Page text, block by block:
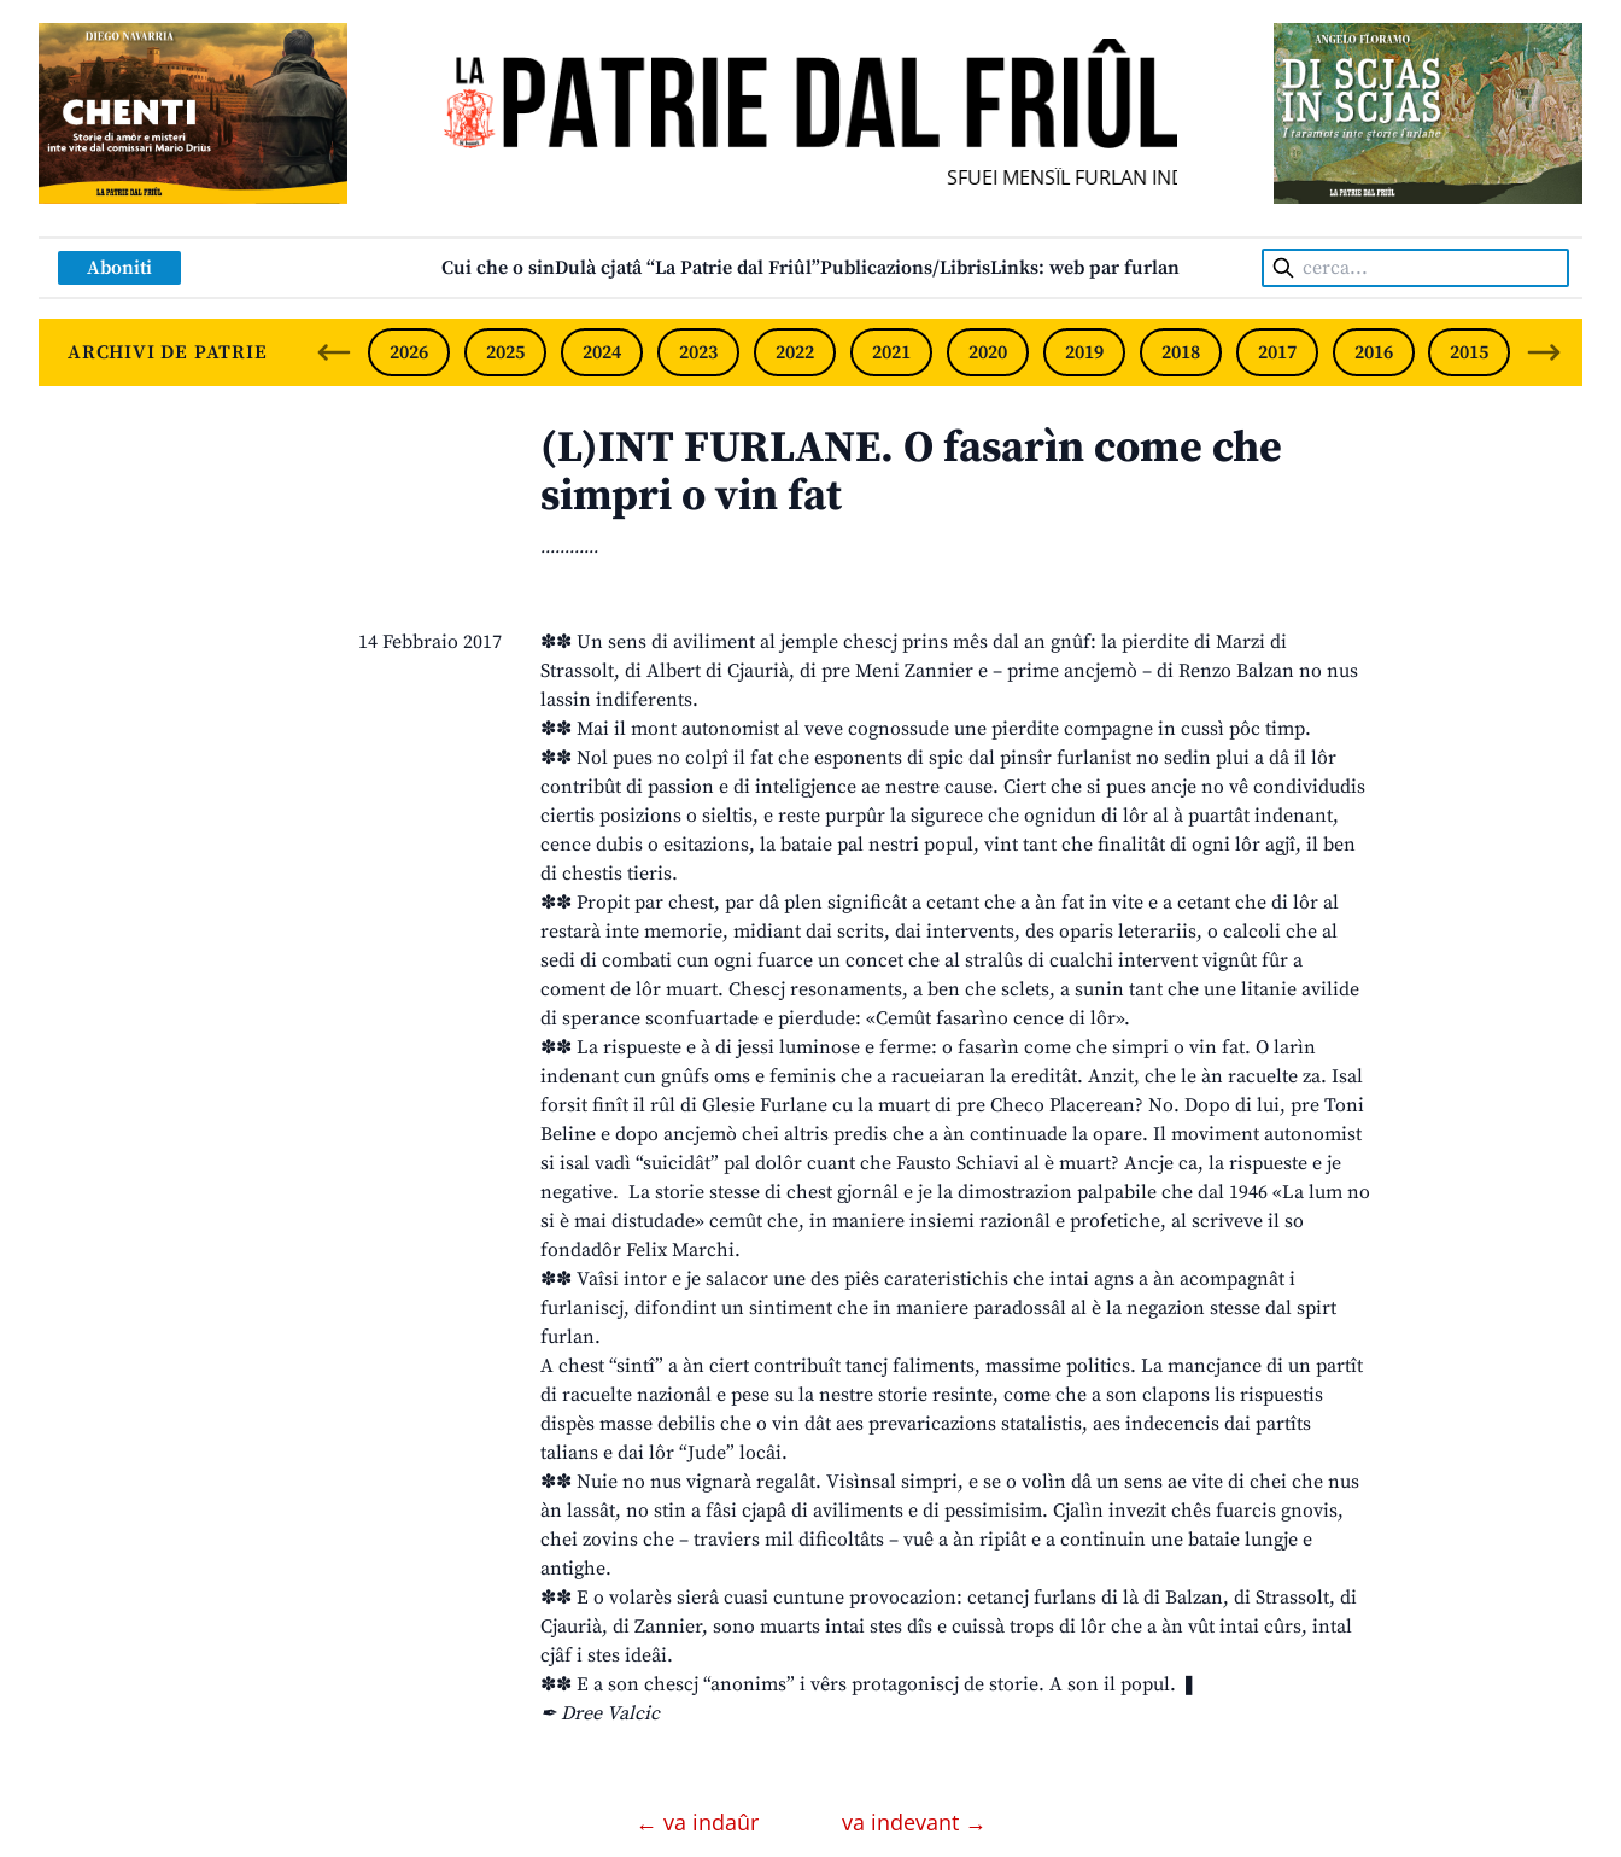
SFUEI MENSÎL FURLAN INDIPENDENT • INDEPENDENT FRIULIAN MONTHLY •
Aboniti Cui che o sinDulà cjatâ “La Patrie dal Friûl”Publicazions/LibrisLinks: web par furlan Cerca:
ARCHIVI DE PATRIE 2026 2025 2024 2023 2022 2021 2020 2019 2018 2017 2016 2015 2014
(L)INT FURLANE. O fasarìn come che
simpri o vin fat
............
14 Febbraio 2017
✽✽ Un sens di aviliment al jemple chescj prins mês dal an gnûf: la pierdite di Marzi di
Strassolt, di Albert di Cjaurià, di pre Meni Zannier e – prime ancjemò – di Renzo Balzan no nus
lassin indiferents.
✽✽ Mai il mont autonomist al veve cognossude une pierdite compagne in cussì pôc timp.
✽✽ Nol pues no colpî il fat che esponents di spic dal pinsîr furlanist no sedin plui a dâ il lôr
contribût di passion e di inteligjence ae nestre cause. Ciert che si pues ancje no vê condividudis
ciertis posizions o sieltis, e reste purpûr la sigurece che ognidun di lôr al à puartât indenant,
cence dubis o esitazions, la bataie pal nestri popul, vint tant che finalitât di ogni lôr agjî, il ben
di chestis tieris.
✽✽ Propit par chest, par dâ plen significât a cetant che a àn fat in vite e a cetant che di lôr al
restarà inte memorie, midiant dai scrits, dai intervents, des oparis leterariis, o calcoli che al
sedi di combati cun ogni fuarce un concet che al stralûs di cualchi intervent vignût fûr a
coment de lôr muart. Chescj resonaments, a ben che sclets, a sunin tant che une litanie avilide
di sperance sconfuartade e pierdude: «Cemût fasarìno cence di lôr».
✽✽ La rispueste e à di jessi luminose e ferme: o fasarìn come che simpri o vin fat. O larìn
indenant cun gnûfs oms e feminis che a racueiaran la ereditât. Anzit, che le àn racuelte za. Isal
forsit finît il rûl di Glesie Furlane cu la muart di pre Checo Placerean? No. Dopo di lui, pre Toni
Beline e dopo ancjemò chei altris predis che a àn continuade la opare. Il moviment autonomist
si isal vadì “suicidât” pal dolôr cuant che Fausto Schiavi al è muart? Ancje ca, la rispueste e je
negative. La storie stesse di chest gjornâl e je la dimostrazion palpabile che dal 1946 «La lum no
si è mai distudade» cemût che, in maniere insiemi razionâl e profetiche, al scriveve il so
fondadôr Felix Marchi.
✽✽ Vaîsi intor e je salacor une des piês carateristichis che intai agns a àn acompagnât i
furlaniscj, difondint un sintiment che in maniere paradossâl al è la negazion stesse dal spirt
furlan.
A chest “sintî” a àn ciert contribuît tancj faliments, massime politics. La mancjance di un partît
di racuelte nazionâl e pese su la nestre storie resinte, come che a son clapons lis rispuestis
dispès masse debilis che o vin dât aes prevaricazions statalistis, aes indecencis dai partîts
talians e dai lôr “Jude” locâi.
✽✽ Nuie no nus vignarà regalât. Visìnsal simpri, e se o volìn dâ un sens ae vite di chei che nus
àn lassât, no stin a fâsi cjapâ di aviliments e di pessimisim. Cjalìn invezit chês fuarcis gnovis,
chei zovins che – traviers mil dificoltâts – vuê a àn ripiât e a continuin une bataie lungje e
antighe.
✽✽ E o volarès sierâ cuasi cuntune provocazion: cetancj furlans di là di Balzan, di Strassolt, di
Cjaurià, di Zannier, sono muarts intai stes dîs e cuissà trops di lôr che a àn vût intai cûrs, intal
cjâf i stes ideâi.
✽✽ E a son chescj “anonims” i vêrs protagoniscj de storie. A son il popul. ❚
✒ Dree Valcic
← va indaûr va indevant →